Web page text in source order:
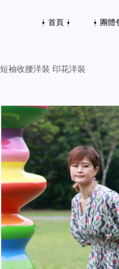
⍿ 首頁 ⍿ ⍿ 團體
短袖收腰洋裝 印花洋裝